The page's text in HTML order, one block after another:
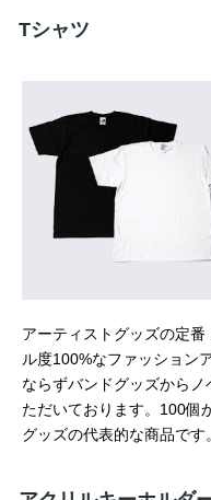
Tシャツ
アーティストグッズの定
ル度100%なファッション
ならずバンドグッズから
ただいております。100個
グッズの代表的な商品です。